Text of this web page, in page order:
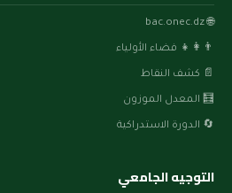
🌐 bac.onec.dz
👨‍👩‍👧 فضاء الأولياء
📄 كشف النقاط
🧮 المعدل الموزون
🔄 الدورة الاستدراكية
التوجيه الجامعي